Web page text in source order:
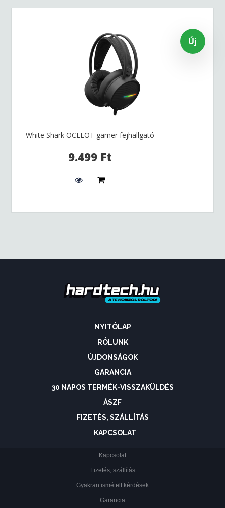
Új
White Shark OCELOT gamer fejhallgató
9.499 Ft
NYITÓLAP
RÓLUNK
ÚJDONSÁGOK
GARANCIA
30 NAPOS TERMÉK-VISSZAKÜLDÉS
ÁSZF
FIZETÉS, SZÁLLÍTÁS
KAPCSOLAT
Kapcsolat
Fizetés, szállítás
Gyakran ismételt kérdések
Garancia